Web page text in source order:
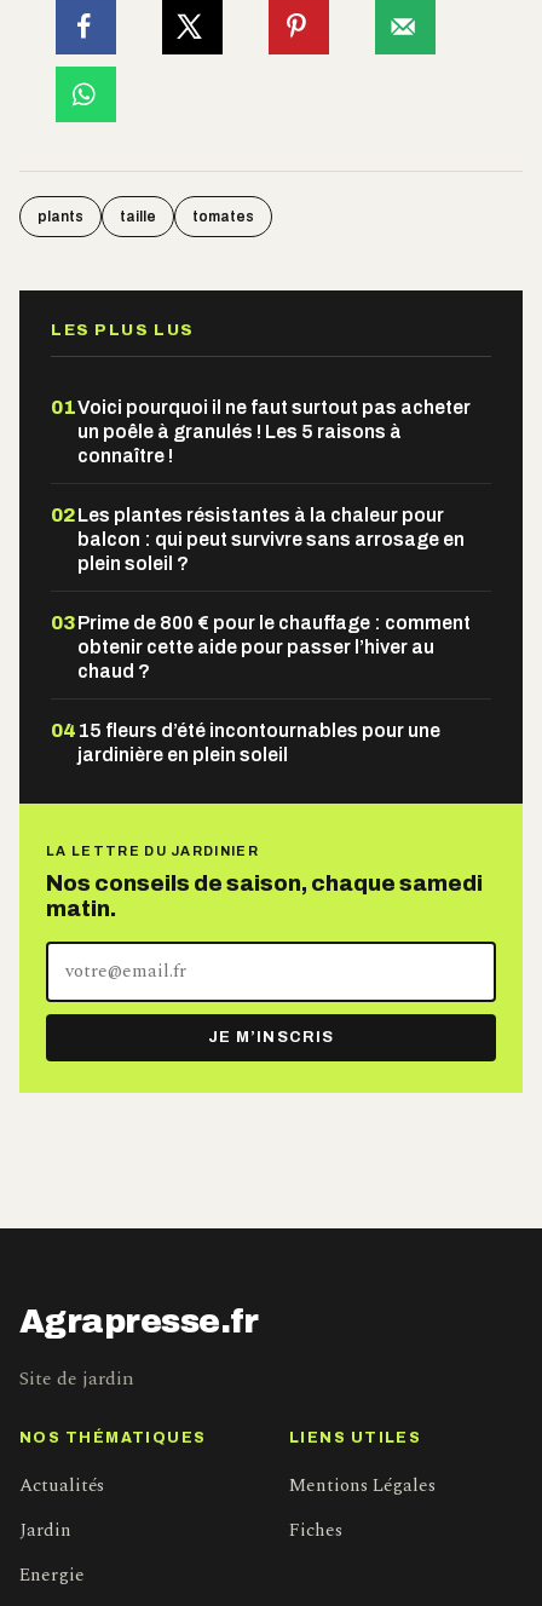
plants taille tomates
LES PLUS LUS
01Voici pourquoi il ne faut surtout pas acheter
un poêle à granulés ! Les 5 raisons à
connaître !
02Les plantes résistantes à la chaleur pour
balcon : qui peut survivre sans arrosage en
plein soleil ?
03Prime de 800 € pour le chauffage : comment
obtenir cette aide pour passer l’hiver au
chaud ?
04 15 fleurs d’été incontournables pour une
jardinière en plein soleil
LA LETTRE DU JARDINIER
Nos conseils de saison, chaque samedi
matin.
Votre
adresse
e-
mail
JE M’INSCRIS
Agrapresse.fr
Site de jardin
NOS THÉMATIQUES
Actualités
Jardin
Energie
LIENS UTILES
Mentions Légales
Fiches